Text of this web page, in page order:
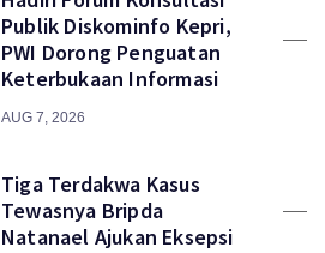
Publik Diskominfo Kepri,
PWI Dorong Penguatan
Keterbukaan Informasi
AUG 7, 2026
Tiga Terdakwa Kasus
Tewasnya Bripda
Natanael Ajukan Eksepsi